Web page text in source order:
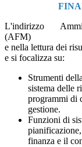
L'indirizzo
(AFM) sviluppa
e nella lettura dei
e si focalizza su:
Strumenti
sistema delle
programmi di
gestione.
Funzioni di
finanza e il